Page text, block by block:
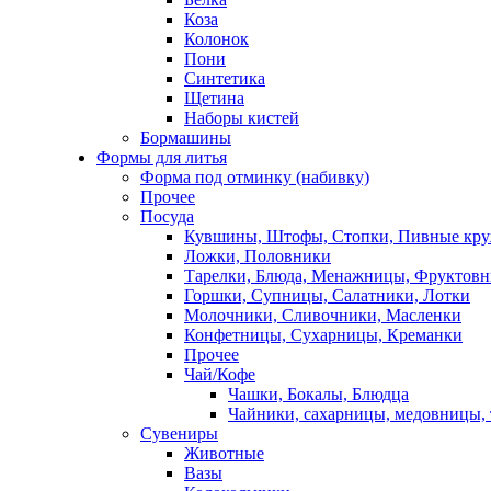
Коза
Колонок
Пони
Синтетика
Щетина
Наборы кистей
Бормашины
Формы для литья
Форма под отминку (набивку)
Прочее
Посуда
Кувшины, Штофы, Стопки, Пивные
Ложки, Половники
Тарелки, Блюда, Менажницы,
Горшки, Супницы, Салатники, Лотки
Молочники, Сливочники, Масленки
Конфетницы, Сухарницы, Креманки
Прочее
Чай/Кофе
Чашки, Бокалы, Блюдца
Чайники, сахарницы, медовницы,
Сувениры
Животные
Вазы